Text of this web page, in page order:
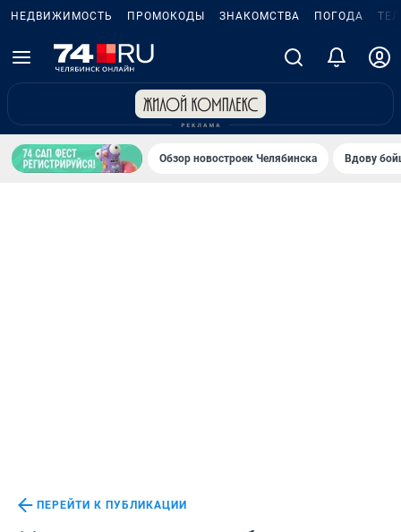
НЕДВИЖИМОСТЬ ПРОМОКОДЫ ЗНАКОМСТВА ПОГОДА
Обзор новостроек Челябинска Вдову
ПЕРЕЙТИ К ПУБЛИКАЦИИ